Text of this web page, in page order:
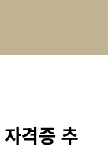
격증 추